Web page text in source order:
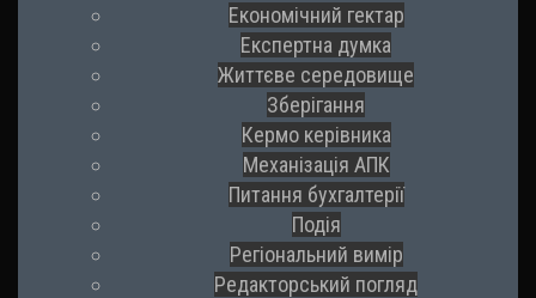
Економічний гектар
Експертна думка
Життєве середовище
Зберігання
Кермо керівника
Механізація АПК
Питання бухгалтерії
Подія
Регіональний вимір
Редакторський погляд